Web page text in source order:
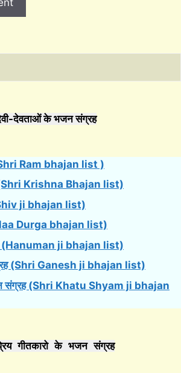
देवताओं के भजन संग्रह
Ram bhajan list )
(Shri Krishna Bhajan list)
ji bhajan list)
Durga bhajan list)
(Hanuman ji bhajan list)
(Shri Ganesh ji bhajan list)
संग्रह (Shri Khatu Shyam ji bhajan
गीतकारो के भजन संग्रह